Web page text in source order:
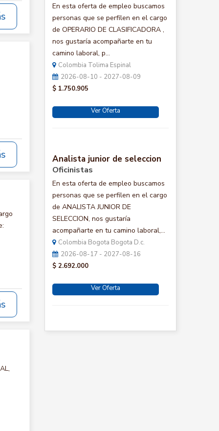
En esta oferta de empleo buscamos
personas que se perfilen en el cargo
de OPERARIO DE CLASIFICADORA ,
nos gustaría acompañarte en tu
camino laboral, p...
Colombia Tolima Espinal
2026-08-10 - 2027-08-09
$ 1.750.905
Ver Oferta
Analista junior de seleccion
Oficinistas
En esta oferta de empleo buscamos
personas que se perfilen en el cargo
de ANALISTA JUNIOR DE
SELECCION, nos gustaría
acompañarte en tu camino laboral,...
Colombia Bogota Bogota D.c.
2026-08-17 - 2027-08-16
$ 2.692.000
Ver Oferta